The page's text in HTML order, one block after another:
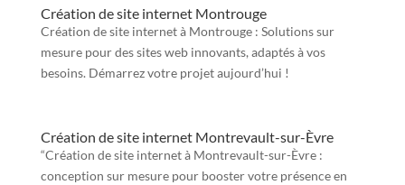
Création de site internet Montrouge
Création de site internet à Montrouge : Solutions sur
mesure pour des sites web innovants, adaptés à vos
besoins. Démarrez votre projet aujourd’hui !
Création de site internet Montrevault-sur-Èvre
“Création de site internet à Montrevault-sur-Èvre :
conception sur mesure pour booster votre présence en